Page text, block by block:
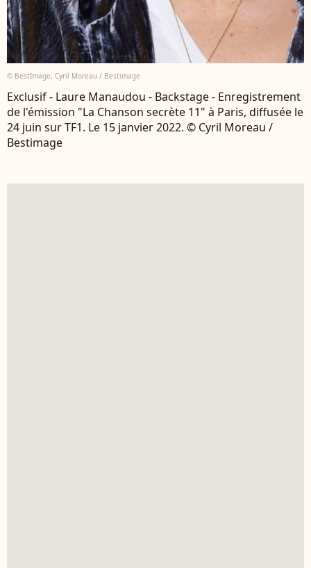
© BestImage, Cyril Moreau / Bestimage
Exclusif - Laure Manaudou - Backstage - Enregistrement
de l'émission "La Chanson secrète 11" à Paris, diffusée le
24 juin sur TF1. Le 15 janvier 2022. © Cyril Moreau /
Bestimage